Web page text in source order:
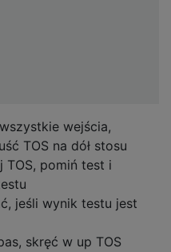
wejścia,
TOS na dół stosu
TOS, pomiń test i
jeśli wynik testu jest
skręć w up TOS